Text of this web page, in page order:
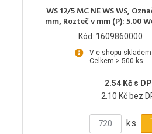
WS 12/5 MC NE WS WS,
mm, Rozteč v mm (P): 5.00
Kód: 1609860000
V e-shopu
Celkem > 500 ks
2.54 Kč s
2.10 Kč bez
ks